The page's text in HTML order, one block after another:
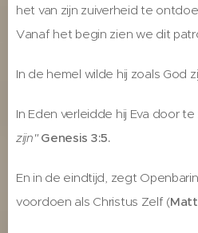
het van zijn zuiverheid te
Vanaf het begin zien we dit
In de hemel wilde hij zoals God
In Eden verleidde hij Eva door
zijn" Genesis 3:5.
En in de eindtijd, zegt
voordoen als Christus Zelf (